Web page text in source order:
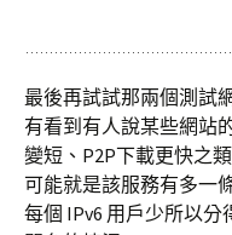
最後再試試那兩個測試
有看到有人說某些網站
變短、P2P下載更快之
可能就是該服務有多一
每個 IPv6 用戶少所以分